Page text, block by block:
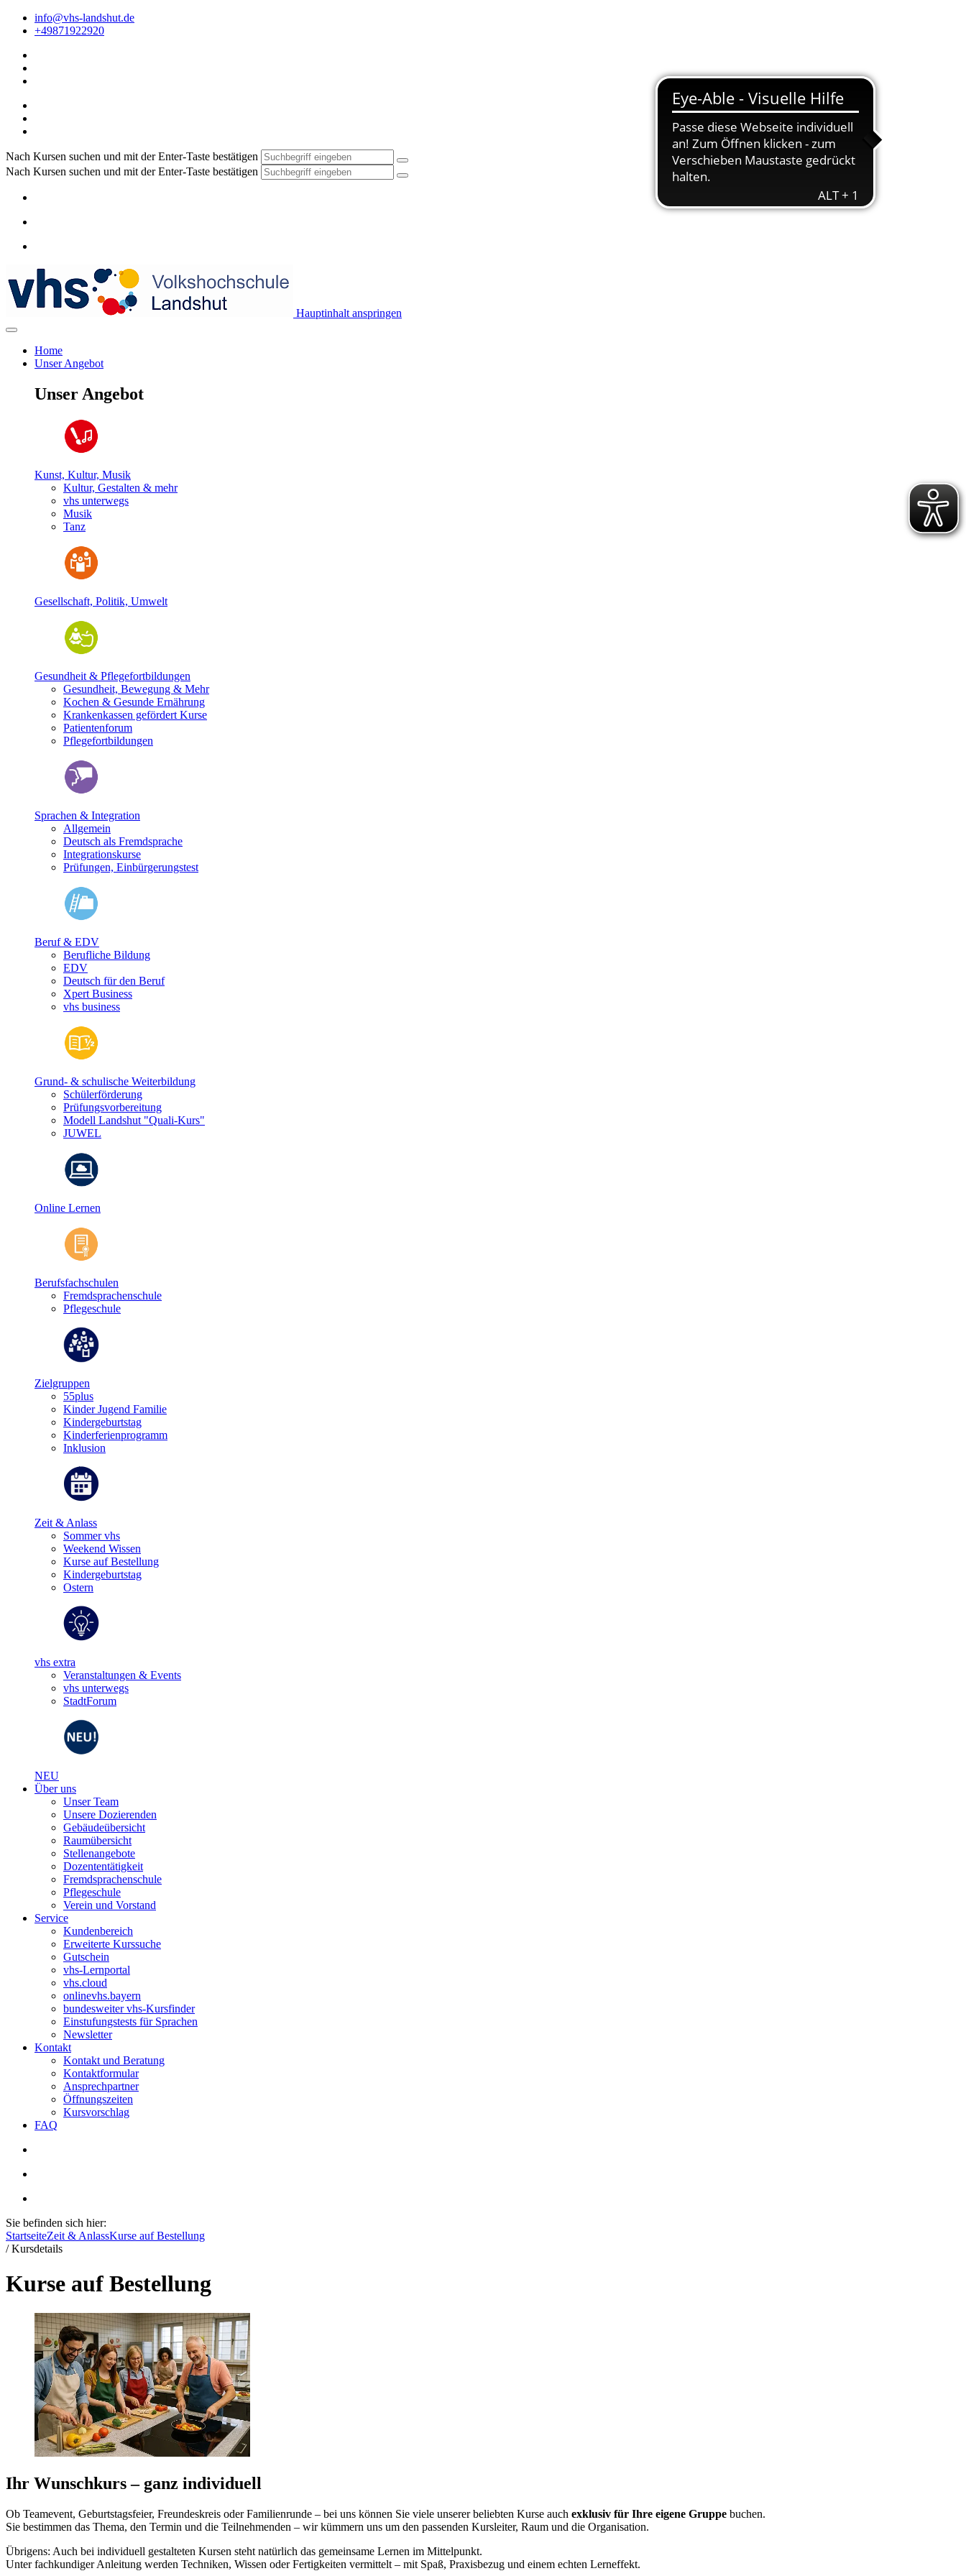
info@vhs-landshut.de
+49871922920
Nach Kursen suchen und mit der Enter-Taste bestätigen
Nach Kursen suchen und mit der Enter-Taste bestätigen
Hauptinhalt anspringen
Home
Unser Angebot
Unser Angebot
Kunst, Kultur, Musik
Kultur, Gestalten & mehr
vhs unterwegs
Musik
Tanz
Gesellschaft, Politik, Umwelt
Gesundheit & Pflegefortbildungen
Gesundheit, Bewegung & Mehr
Kochen & Gesunde Ernährung
Krankenkassen gefördert Kurse
Patientenforum
Pflegefortbildungen
Sprachen & Integration
Allgemein
Deutsch als Fremdsprache
Integrationskurse
Prüfungen, Einbürgerungstest
Beruf & EDV
Berufliche Bildung
EDV
Deutsch für den Beruf
Xpert Business
vhs business
Grund- & schulische Weiterbildung
Schülerförderung
Prüfungsvorbereitung
Modell Landshut "Quali-Kurs"
JUWEL
Online Lernen
Berufsfachschulen
Fremdsprachenschule
Pflegeschule
Zielgruppen
55plus
Kinder Jugend Familie
Kindergeburtstag
Kinderferienprogramm
Inklusion
Zeit & Anlass
Sommer vhs
Weekend Wissen
Kurse auf Bestellung
Kindergeburtstag
Ostern
vhs extra
Veranstaltungen & Events
vhs unterwegs
StadtForum
NEU
Über uns
Unser Team
Unsere Dozierenden
Gebäudeübersicht
Raumübersicht
Stellenangebote
Dozententätigkeit
Fremdsprachenschule
Pflegeschule
Verein und Vorstand
Service
Kundenbereich
Erweiterte Kurssuche
Gutschein
vhs-Lernportal
vhs.cloud
onlinevhs.bayern
bundesweiter vhs-Kursfinder
Einstufungstests für Sprachen
Newsletter
Kontakt
Kontakt und Beratung
Kontaktformular
Ansprechpartner
Öffnungszeiten
Kursvorschlag
FAQ
Sie befinden sich hier:
StartseiteZeit & AnlassKurse auf Bestellung
/Kursdetails
Kurse auf Bestellung
Ihr Wunschkurs – ganz individuell
Ob Teamevent, Geburtstagsfeier, Freundeskreis oder Familienrunde – bei uns können Sie viele unserer beliebten Kurse auch exklusiv für Ihre eigene Gruppe buchen.
Sie bestimmen das Thema, den Termin und die Teilnehmenden – wir kümmern uns um den passenden Kursleiter, Raum und die Organisation.
Übrigens: Auch bei individuell gestalteten Kursen steht natürlich das gemeinsame Lernen im Mittelpunkt.
Unter fachkundiger Anleitung werden Techniken, Wissen oder Fertigkeiten vermittelt – mit Spaß, Praxisbezug und einem echten Lerneffekt.